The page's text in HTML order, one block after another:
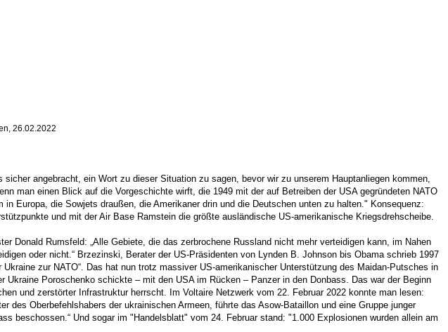
26.02.2022
angebracht, ein Wort zu dieser Situation zu sagen, bevor wir zu unserem Hauptanliegen kommen,
man einen Blick auf die Vorgeschichte wirft, die 1949 mit der auf Betreiben der USA gegründeten NATO
Europa, die Sowjets draußen, die Amerikaner drin und die Deutschen unten zu halten." Konsequenz:
und mit der Air Base Ramstein die größte ausländische US-amerikanische Kriegsdrehscheibe.
Donald Rumsfeld: „Alle Gebiete, die das zerbrochene Russland nicht mehr verteidigen kann, im Nahen
oder nicht.“ Brzezinski, Berater der US-Präsidenten von Lynden B. Johnson bis Obama schrieb 1997
zur NATO“. Das hat nun trotz massiver US-amerikanischer Unterstützung des Maidan-Putsches in
Poroschenko schickte – mit den USA im Rücken – Panzer in den Donbass. Das war der Beginn
und zerstörter Infrastruktur herrscht. Im Voltaire Netzwerk vom 22. Februar 2022 konnte man lesen:
Oberbefehlshabers der ukrainischen Armeen, führte das Asow-Bataillon und eine Gruppe junger
beschossen.“ Und sogar im "Handelsblatt" vom 24. Februar stand: "1.000 Explosionen wurden allein am